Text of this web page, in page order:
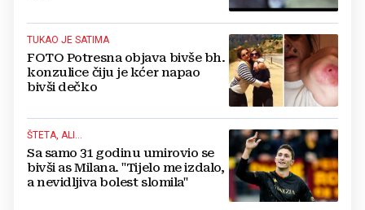
TUKAO JE SATIMA
FOTO Potresna objava bivše bh.
konzulice čiju je kćer napao
bivši dečko
ŠTETA, ALI...
Sa samo 31 godinu umirovio se
bivši as Milana. "Tijelo me izdalo,
a nevidljiva bolest slomila"